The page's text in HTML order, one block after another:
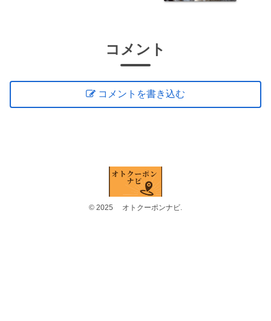
コメント
コメントを書き込む
© 2025 オトクーポンナビ.